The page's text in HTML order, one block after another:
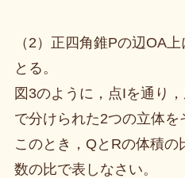
（2）正四角錐Pの辺OA
とる。
図3のように，点Iを通り
で分けられた2つの立体を
このとき，QとRの体積
数の比で表しなさい。